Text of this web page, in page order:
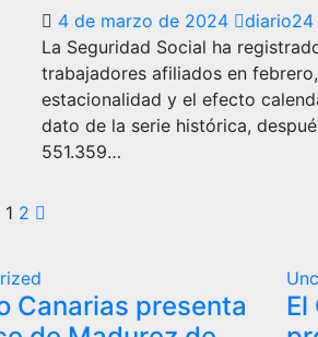
4 de marzo de 2024
diario24
La Seguridad Social ha
trabajadores afiliados en
estacionalidad y el efecto
dato de la serie histórica,
551.359…
Paginación
entradas
1 2
Canarias presenta